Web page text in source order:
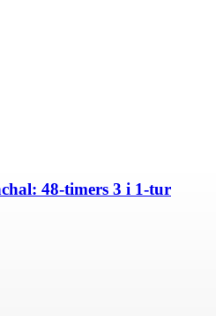
48-timers 3 i 1-tur